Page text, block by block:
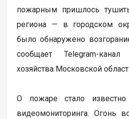
пожарным пришлось
региона — в городском
было обнаружено
сообщает Telegram-
хозяйства Московской
О пожаре стало известно
видеомониторинга. Огонь